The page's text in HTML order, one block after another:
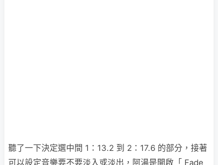
聽了一下決定選中間 1：13.2 到 2：17.6 的部分，接著
可以設定音樂要不要淡入或淡出，阿湯是開啟「 Fade